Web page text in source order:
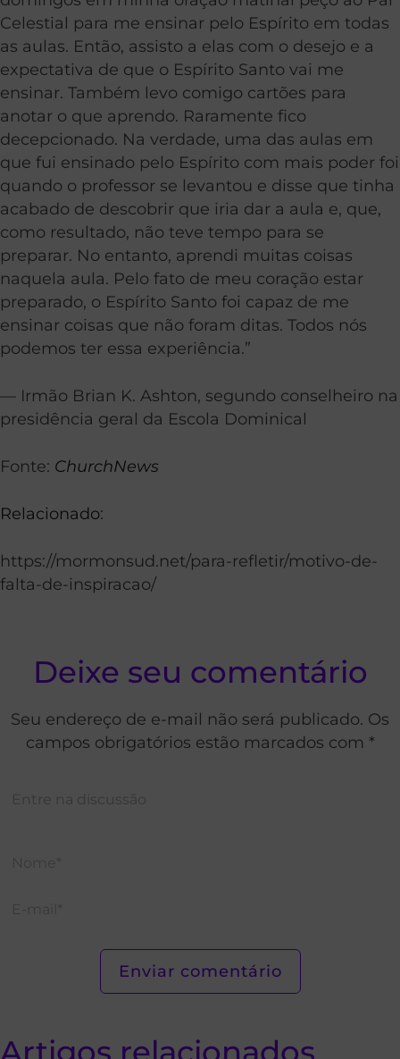
Celestial para me ensinar pelo Espírito em todas
as aulas. Então, assisto a elas com o desejo e a
expectativa de que o Espírito Santo vai me
ensinar. Também levo comigo cartões para
anotar o que aprendo. Raramente fico
decepcionado. Na verdade, uma das aulas em
que fui ensinado pelo Espírito com mais poder foi
quando o professor se levantou e disse que tinha
acabado de descobrir que iria dar a aula e, que,
como resultado, não teve tempo para se
preparar. No entanto, aprendi muitas coisas
naquela aula. Pelo fato de meu coração estar
preparado, o Espírito Santo foi capaz de me
ensinar coisas que não foram ditas. Todos nós
podemos ter essa experiência.”
— Irmão Brian K. Ashton, segundo conselheiro na
presidência geral da Escola Dominical
Fonte: ChurchNews
Relacionado:
https://mormonsud.net/para-refletir/motivo-de-
falta-de-inspiracao/
Deixe seu comentário
Seu endereço de e-mail não será publicado. Os
campos obrigatórios estão marcados com *
Artigos relacionados